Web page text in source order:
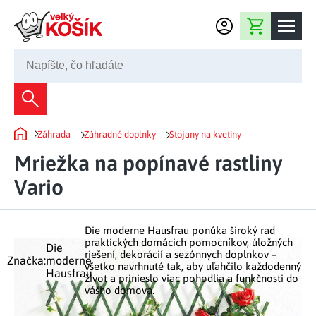
Nákupný košík
02 2220 5080
Dekorácie
Bytové dekorácie
Záhradné dekorácie
Kvety a vence
Svetelné dekorácie
Fontány a studne
Veľkonočné dekorácie
Dekorácie na hrob
Bytový textil
Predsieň a chodba
Kúpeľňa a záchod
Spálňa a šatňa
Kuchyňa
Kuchynské pomôcky
Prestieranie a stolovanie
Príprava nápojov
Grilovanie a vyprážanie
Kúpeľňový nábytok
Nábytok do predsiene
Kancelársky nábytok
Záhrada
Záhradné doplnky
Záhradný nábytok
Voľný čas
Záhrada Záhradné doplnky Stojany na kvetiny
Mriežka na popínavé rastliny
Vario
Značka:
Die
moderne
Hausfrau
Die moderne Hausfrau ponúka široký rad
praktických domácich pomocníkov, úložných
riešení, dekorácií a sezónnych doplnkov –
všetko navrhnuté tak, aby uľahčilo každodenný
život a prinieslo viac pohodlia a funkčnosti do
vášho domova.